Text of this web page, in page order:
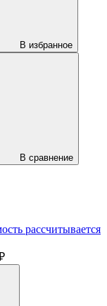
В избранное
В сравнение
расcчитывается